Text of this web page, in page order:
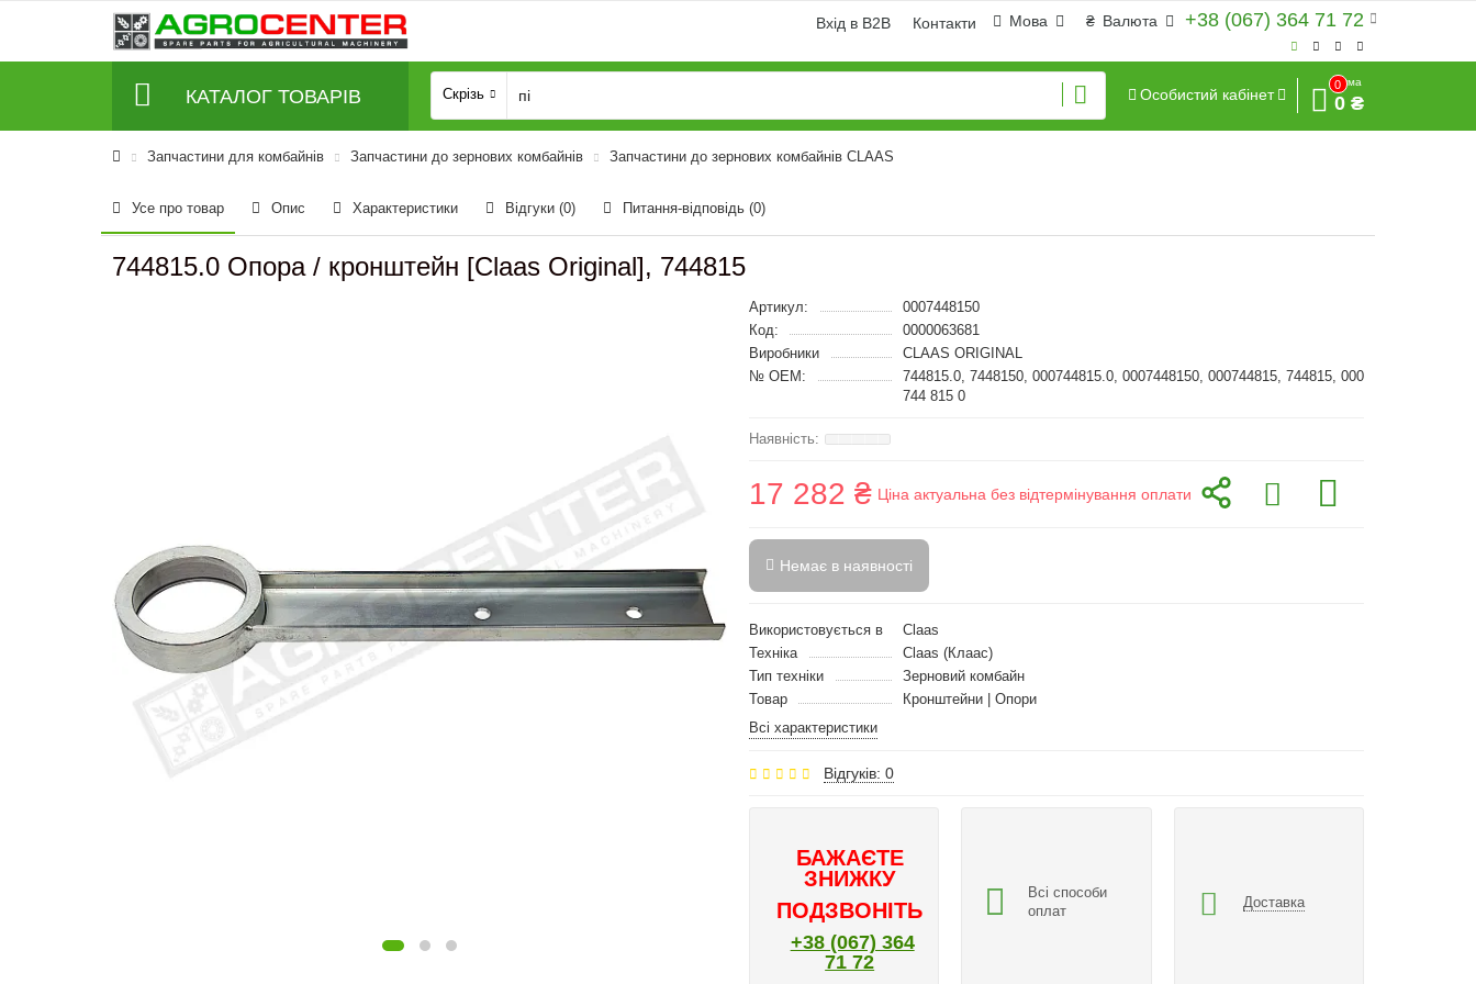
+38 (067) 364 71 72
₴ Валюта
Мова
Вхід в B2B Контакти
КАТАЛОГ ТОВАРІВ Скрізь Особистий кабінет
0
Сума
0 ₴
Запчастини для комбайнів Запчастини до зернових комбайнів Запчастини до зернових комбайнів CLAAS
Усе про товар Опис Характеристики Відгуки (0) Питання-відповідь (0)
744815.0 Опора / кронштейн [Claas Original], 744815
Артикул:
0007448150
Код:
0000063681
Виробники
CLAAS ORIGINAL
№ OEM:
744815.0, 7448150, 000744815.0, 0007448150, 000744815, 744815, 000
744 815 0
17 282 ₴ Ціна актуальна без відтермінування оплати
Немає в наявності
Використовується в
Claas
Техніка
Claas (Клаас)
Тип техніки
Зерновий комбайн
Товар
Кронштейни | Опори
Всі характеристики
Відгуків: 0
БАЖАЄТЕ
ЗНИЖКУ
ПОДЗВОНІТЬ
+38 (067) 364
71 72
Всі способи
оплат
Доставка